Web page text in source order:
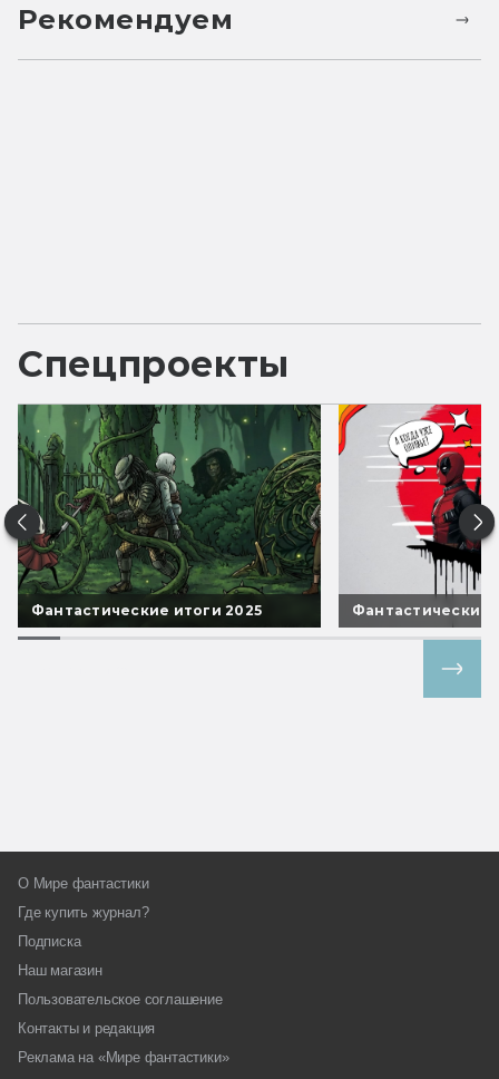
Рекомендуем
Спецпроекты
Фантастические итоги 2025 Фантастические
О Мире фантастики
Где купить журнал?
Подписка
Наш магазин
Пользовательское соглашение
Контакты и редакция
Реклама на «Мире фантастики»